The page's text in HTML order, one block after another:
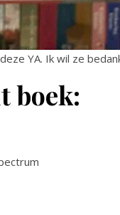
YA. Ik wil ze
boek: